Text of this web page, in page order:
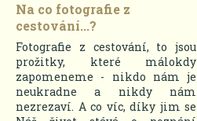
Na co fotografie z
cestování...?
Fotografie z cestování, to jsou
prožitky, které málokdy
zapomeneme - nikdo nám je
neukradne a nikdy nám
nezrezaví. A co víc, díky jim se